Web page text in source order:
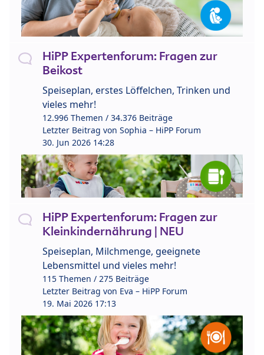
HiPP Expertenforum: Fragen zur
Beikost
Speiseplan, erstes Löffelchen, Trinken und
vieles mehr!
12.996 Themen / 34.376 Beiträge
Letzter Beitrag von Sophia – HiPP Forum
30. Jun 2026 14:28
HiPP Expertenforum: Fragen zur
Kleinkindernährung | NEU
Speiseplan, Milchmenge, geeignete
Lebensmittel und vieles mehr!
115 Themen / 275 Beiträge
Letzter Beitrag von Eva – HiPP Forum
19. Mai 2026 17:13